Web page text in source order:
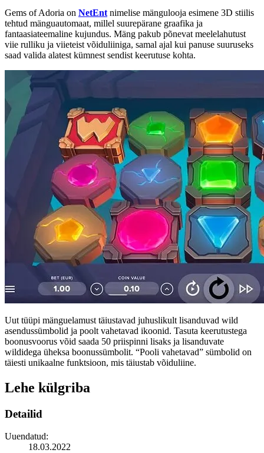
Gems of Adoria on NetEnt nimelise mängulooja esimene 3D stiilis
tehtud mänguautomaat, millel suurepärane graafika ja
fantaasiateemaline kujundus. Mäng pakub põnevat meelelahutust
viie rulliku ja viieteist võiduliiniga, samal ajal kui panuse suuruseks
saad valida alatest kümnest sendist keerutuse kohta.
Uut tüüpi mänguelamust täiustavad juhuslikult lisanduvad wild
asendussümbolid ja poolt vahetavad ikoonid. Tasuta keerutustega
boonusvoorus võid saada 50 priispinni lisaks ja lisanduvate
wildidega üheksa boonussümbolit. “Pooli vahetavad” sümbolid on
täiesti unikaalne funktsioon, mis täiustab võiduliine.
Lehe külgriba
Detailid
Uuendatud:
18.03.2022